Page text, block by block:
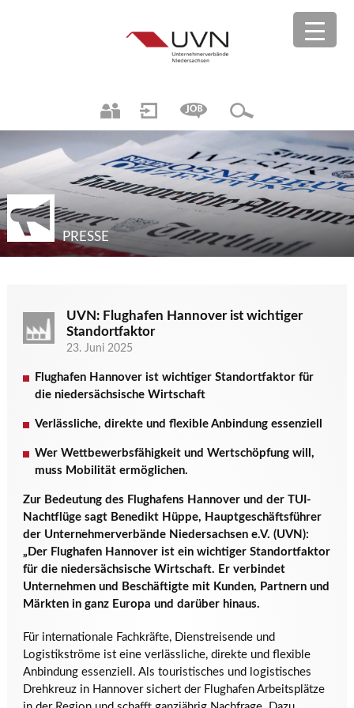
PRESSE
UVN: Flughafen Hannover ist wichtiger
Standortfaktor
23. Juni 2025
Flughafen Hannover ist wichtiger Standortfaktor für
die niedersächsische Wirtschaft
Verlässliche, direkte und flexible Anbindung essenziell
Wer Wettbewerbsfähigkeit und Wertschöpfung will,
muss Mobilität ermöglichen.
Zur Bedeutung des Flughafens Hannover und der TUI-
Nachtflügesagt Benedikt Hüppe, Hauptgeschäftsführer
der Unternehmerverbände Niedersachsen e.V. (UVN):
„Der Flughafen Hannover ist ein wichtiger Standortfaktor
für die niedersächsische Wirtschaft. Er verbindet
Unternehmen und Beschäftigte mit Kunden, Partnern und
Märkten in ganz Europa und darüber hinaus.
Für internationale Fachkräfte, Dienstreisende und
Logistikströme ist eine verlässliche, direkte und flexible
Anbindung essenziell. Als touristisches und logistisches
Drehkreuz in Hannover sichert der Flughafen Arbeitsplätze